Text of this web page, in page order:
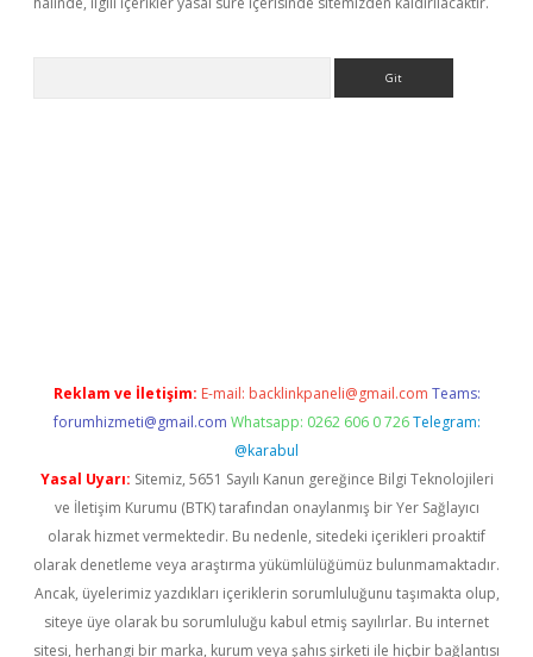
Reklam ve İletişim: E-mail: backlinkpaneli@gmail.com Teams:
forumhizmeti@gmail.com Whatsapp: 0262 606 0 726 Telegram:
@karabul
Yasal Uyarı: Sitemiz, 5651 Sayılı Kanun gereğince Bilgi Teknolojileri
ve İletişim Kurumu (BTK) tarafından onaylanmış bir Yer Sağlayıcı
olarak hizmet vermektedir. Bu nedenle, sitedeki içerikleri proaktif
olarak denetleme veya araştırma yükümlülüğümüz bulunmamaktadır.
Ancak, üyelerimiz yazdıkları içeriklerin sorumluluğunu taşımakta olup,
siteye üye olarak bu sorumluluğu kabul etmiş sayılırlar. Bu internet
sitesi, herhangi bir marka, kurum veya şahıs şirketi ile hiçbir bağlantısı